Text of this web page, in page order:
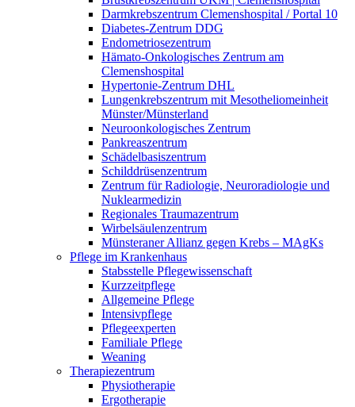
Darmkrebszentrum Clemenshospital / Portal 10
Diabetes-Zentrum DDG
Endometriosezentrum
Hämato-Onkologisches Zentrum am
Clemenshospital
Hypertonie-Zentrum DHL
Lungenkrebszentrum mit Mesotheliomeinheit
Münster/Münsterland
Neuroonkologisches Zentrum
Pankreaszentrum
Schädelbasiszentrum
Schilddrüsenzentrum
Zentrum für Radiologie, Neuroradiologie und
Nuklearmedizin
Regionales Traumazentrum
Wirbelsäulenzentrum
Münsteraner Allianz gegen Krebs – MAgKs
Pflege im Krankenhaus
Stabsstelle Pflegewissenschaft
Kurzzeitpflege
Allgemeine Pflege
Intensivpflege
Pflegeexperten
Familiale Pflege
Weaning
Therapiezentrum
Physiotherapie
Ergotherapie